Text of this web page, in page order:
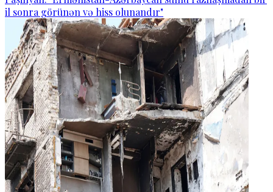
il sonra görünən və hiss olunandır"